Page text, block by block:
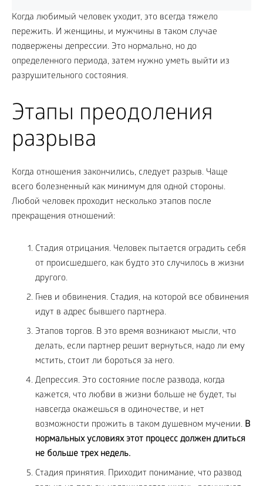
Когда любимый человек уходит, это всегда тяжело
пережить. И женщины, и мужчины в таком случае
подвержены депрессии. Это нормально, но до
определенного периода, затем нужно уметь выйти из
разрушительного состояния.
Этапы преодоления
разрыва
Когда отношения закончились, следует разрыв. Чаще
всего болезненный как минимум для одной стороны.
Любой человек проходит несколько этапов после
прекращения отношений:
Стадия отрицания. Человек пытается оградить себя
от происшедшего, как будто это случилось в жизни
другого.
Гнев и обвинения. Стадия, на которой все обвинения
идут в адрес бывшего партнера.
Этапов торгов. В это время возникают мысли, что
делать, если партнер решит вернуться, надо ли ему
мстить, стоит ли бороться за него.
Депрессия. Это состояние после развода, когда
кажется, что любви в жизни больше не будет, ты
навсегда окажешься в одиночестве, и нет
возможности прожить в таком душевном мучении. В
нормальных условиях этот процесс должен длиться
не больше трех недель.
Стадия принятия. Приходит понимание, что развод